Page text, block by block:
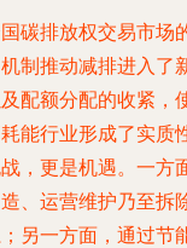
碳排放权交易市场
制推动减排进入了
配额分配的收紧，
能行业形成了实质
，更是机遇。一方
、运营维护乃至拆
另一方面，通过节